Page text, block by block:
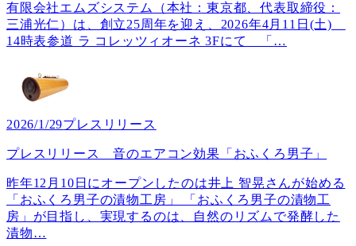
有限会社エムズシステム（本社：東京都、代表取締役：
三浦光仁）は、創立25周年を迎え、2026年4月11日(土)
14時表参道 ラ コレッツィオーネ 3Fにて 「 …
2026/1/29プレスリリース
プレスリリース 音のエアコン効果「おふくろ男子」
昨年12月10日にオープンしたのは井上 智晃さんが始める
「おふくろ男子の漬物工房」 「おふくろ男子の漬物工
房」が目指し、実現するのは、自然のリズムで発酵した
漬物…